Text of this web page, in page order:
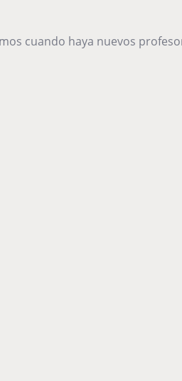
cuando haya nuevos